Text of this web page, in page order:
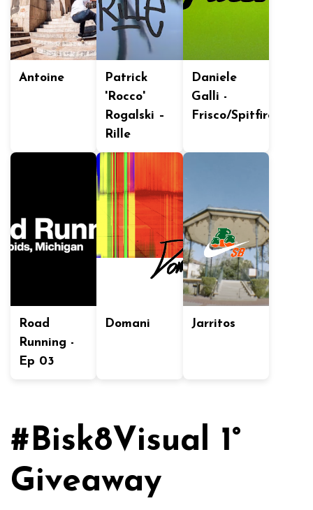
Antoine
Patrick
'Rocco'
Rogalski –
Rille
Daniele
Galli -
Frisco/Spitfire
Road
Running -
Ep 03
Domani Jarritos
#Bisk8Visual 1°
Giveaway